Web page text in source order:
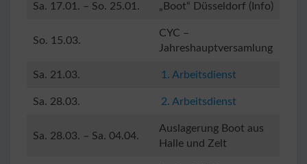
Sa. 17.01. – So. 25.01. „Boot“ Düsseldorf (Info)
So. 15.03.
CYC –
Jahreshauptversamlung
Sa. 21.03. 1. Arbeitsdienst
Sa. 28.03. 2. Arbeitsdienst
Sa. 28.03. – Sa. 04.04.
Auslagerung Boot aus
Halle und Zelt